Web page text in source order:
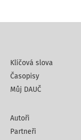
Klíčová slova
Časopisy
Můj DAUČ
Autoři
Partneři